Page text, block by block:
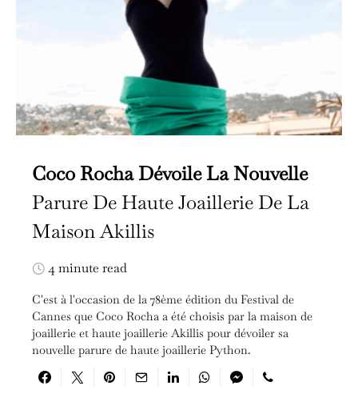
Coco Rocha Dévoile La Nouvelle
Parure De Haute Joaillerie De La
Maison Akillis
4 minute read
C'est à l'occasion de la 78ème édition du Festival de
Cannes que Coco Rocha a été choisis par la maison de
joaillerie et haute joaillerie Akillis pour dévoiler sa
nouvelle parure de haute joaillerie Python.